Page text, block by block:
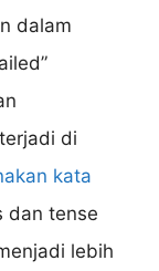
dalam
di
kata
dan tense
lebih